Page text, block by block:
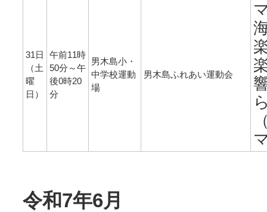
31日
（土
曜
日）
午前11時
50分～午
後0時20
分
男木島小・
中学校運動
場
男木島ふれあい運動会
令和7年6月